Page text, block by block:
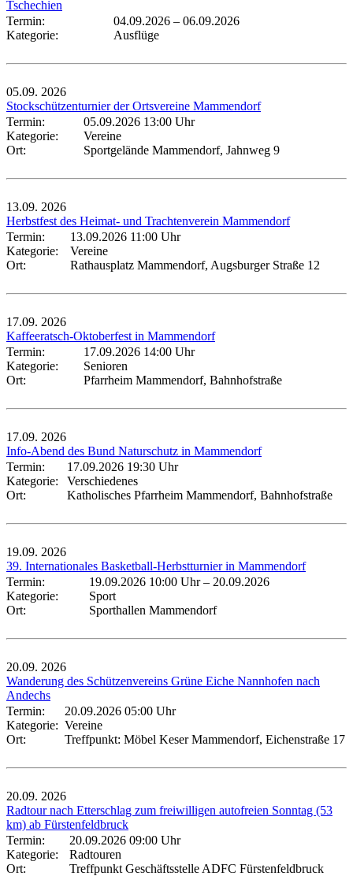
Tschechien
Termin:
04.09.2026 – 06.09.2026
Kategorie:
Ausflüge
05.09. 2026
Stockschützenturnier der Ortsvereine Mammendorf
Termin:
05.09.2026 13:00 Uhr
Kategorie:
Vereine
Ort:
Sportgelände Mammendorf, Jahnweg 9
13.09. 2026
Herbstfest des Heimat- und Trachtenverein Mammendorf
Termin:
13.09.2026 11:00 Uhr
Kategorie:
Vereine
Ort:
Rathausplatz Mammendorf, Augsburger Straße 12
17.09. 2026
Kaffeeratsch-Oktoberfest in Mammendorf
Termin:
17.09.2026 14:00 Uhr
Kategorie:
Senioren
Ort:
Pfarrheim Mammendorf, Bahnhofstraße
17.09. 2026
Info-Abend des Bund Naturschutz in Mammendorf
Termin:
17.09.2026 19:30 Uhr
Kategorie:
Verschiedenes
Ort:
Katholisches Pfarrheim Mammendorf, Bahnhofstraße
19.09. 2026
39. Internationales Basketball-Herbstturnier in Mammendorf
Termin:
19.09.2026 10:00 Uhr– 20.09.2026
Kategorie:
Sport
Ort:
Sporthallen Mammendorf
20.09. 2026
Wanderung des Schützenvereins Grüne Eiche Nannhofen nach
Andechs
Termin:
20.09.2026 05:00 Uhr
Kategorie: Vereine
Ort:
Treffpunkt: Möbel Keser Mammendorf, Eichenstraße 17
20.09. 2026
Radtour nach Etterschlag zum freiwilligen autofreien Sonntag (53
km) ab Fürstenfeldbruck
Termin:
20.09.2026 09:00 Uhr
Kategorie:
Radtouren
Ort:
Treffpunkt Geschäftsstelle ADFC Fürstenfeldbruck